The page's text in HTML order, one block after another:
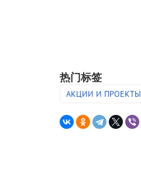
热门标签
АКЦИИ И ПРОЕКТЫ